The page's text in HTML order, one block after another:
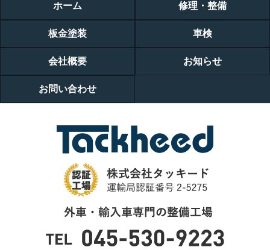
ホーム 修理・整備
板金塗装 車検
会社概要 お知らせ
お問い合わせ